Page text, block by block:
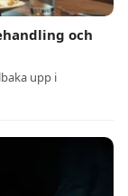
och
upp i